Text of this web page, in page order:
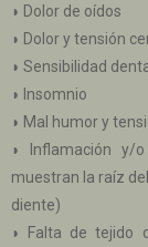
◗ Dolor de oídos
◗ Dolor y tensión
◗ Sensibilidad
◗ Insomnio
◗ Mal humor y
◗ Inflamación y/
muestran la raíz del
diente)
◗ Falta de tejido